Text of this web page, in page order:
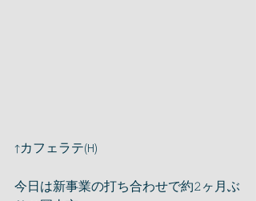
↑カフェラテ(H)
今日は新事業の打ち合わせで約𝟸ヶ月ぶ